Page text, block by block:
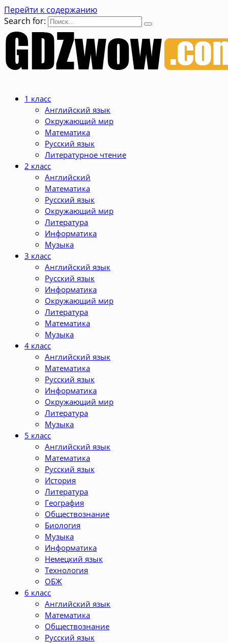
Перейти к содержанию
Search for:
1 класс
Английский язык
Окружающий мир
Математика
Русский язык
Литературное чтение
2 класс
Английский
Математика
Русский язык
Окружающий мир
Литература
Информатика
Музыка
3 класс
Английский язык
Русский язык
Информатика
Окружающий мир
Литература
Математика
Музыка
4 класс
Английский язык
Математика
Русский язык
Информатика
Окружающий мир
Литература
Музыка
5 класс
Английский язык
Математика
Русский язык
История
Литература
География
Обществознание
Биология
Музыка
Информатика
Немецкий язык
Технология
ОБЖ
6 класс
Английский язык
Математика
Обществознание
Русский язык